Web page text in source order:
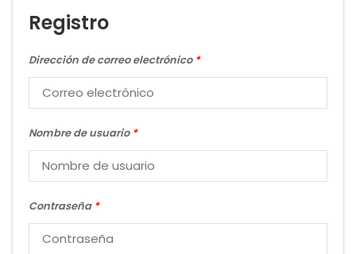
Registro
Dirección de correo electrónico *
Nombre de usuario *
Contraseña *